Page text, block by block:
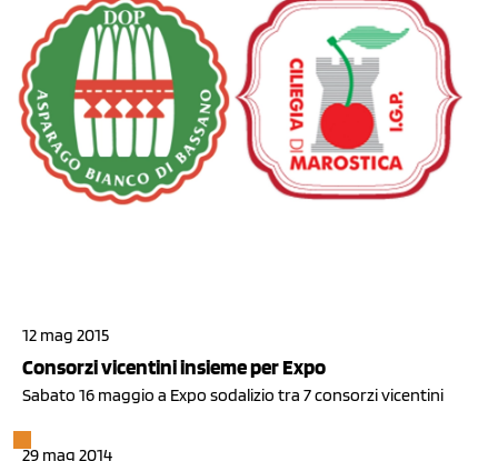
12 mag 2015
Consorzi vicentini insieme per Expo
Sabato 16 maggio a Expo sodalizio tra 7 consorzi vicentini
29 mag 2014